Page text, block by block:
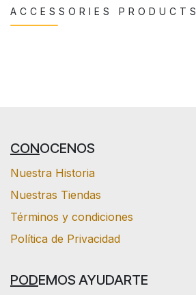
ACCESSORIES PRODUCTS
CONOCENOS
Nuestra Historia
Nuestras Tiendas
Términos y condiciones
Política de Privacidad
PODEMOS AYUDARTE